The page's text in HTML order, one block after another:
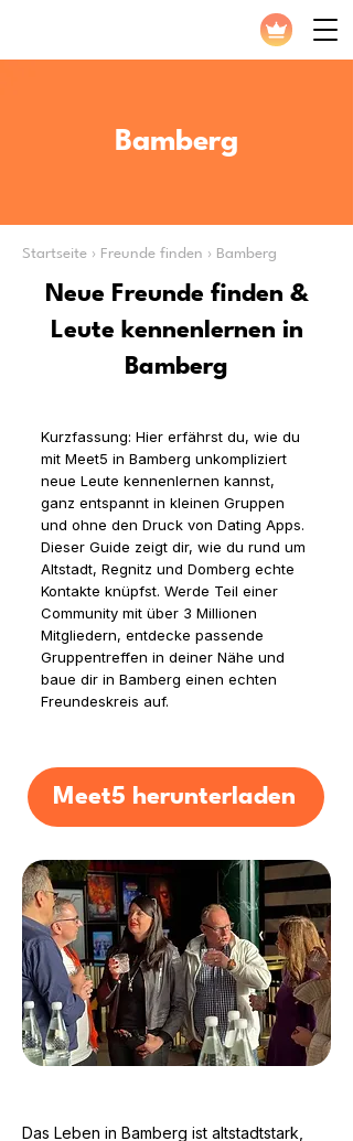
Bamberg
Startseite › Freunde finden › Bamberg
Neue Freunde finden &
Leute kennenlernen in
Bamberg
Kurzfassung: Hier erfährst du, wie du
mit Meet5 in Bamberg unkompliziert
neue Leute kennenlernen kannst,
ganz entspannt in kleinen Gruppen
und ohne den Druck von Dating Apps.
Dieser Guide zeigt dir, wie du rund um
Altstadt, Regnitz und Domberg echte
Kontakte knüpfst. Werde Teil einer
Community mit über 3 Millionen
Mitgliedern, entdecke passende
Gruppentreffen in deiner Nähe und
baue dir in Bamberg einen echten
Freundeskreis auf.
Meet5 herunterladen
Das Leben in Bamberg ist altstadtstark,